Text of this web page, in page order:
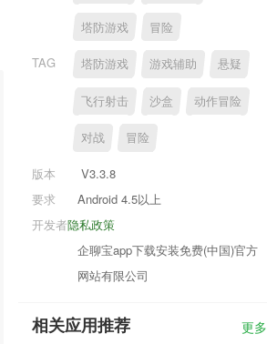
塔防游戏 冒险
TAG 塔防游戏 游戏辅助 悬疑
飞行射击 沙盒 动作冒险
对战 冒险
版本
V3.3.8
要求
Android 4.5以上
隐私政策
开发者
企聊宝app下载安装免费(中国)官方
网站有限公司
相关应用推荐 更多